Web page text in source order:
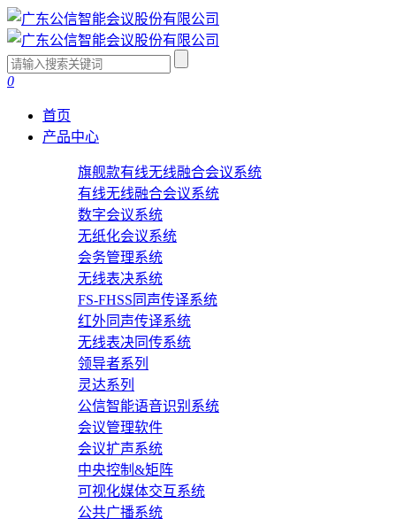
0
首页
产品中心
旗舰款有线无线融合会议系统
有线无线融合会议系统
数字会议系统
无纸化会议系统
会务管理系统
无线表决系统
FS-FHSS同声传译系统
红外同声传译系统
无线表决同传系统
领导者系列
灵达系列
公信智能语音识别系统
会议管理软件
会议扩声系统
中央控制&矩阵
可视化媒体交互系统
公共广播系统